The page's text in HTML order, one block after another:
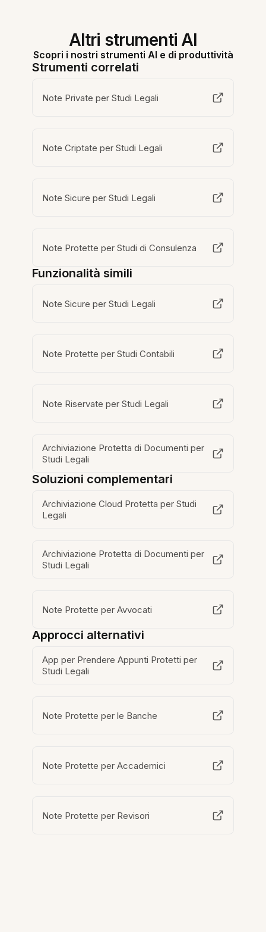
Altri strumenti AI
Scopri i nostri strumenti AI e di produttività
Strumenti correlati
Note Private per Studi Legali
Note Criptate per Studi Legali
Note Sicure per Studi Legali
Note Protette per Studi di Consulenza
Funzionalità simili
Note Sicure per Studi Legali
Note Protette per Studi Contabili
Note Riservate per Studi Legali
Archiviazione Protetta di Documenti per
Studi Legali
Soluzioni complementari
Archiviazione Cloud Protetta per Studi
Legali
Archiviazione Protetta di Documenti per
Studi Legali
Note Protette per Avvocati
Approcci alternativi
App per Prendere Appunti Protetti per
Studi Legali
Note Protette per le Banche
Note Protette per Accademici
Note Protette per Revisori